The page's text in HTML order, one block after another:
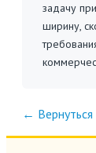
задачу
ширину,
← Вернуться